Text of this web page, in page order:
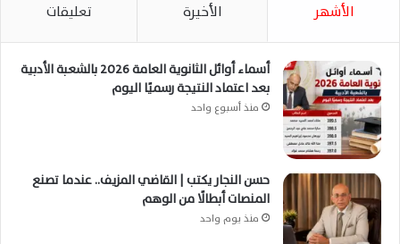
الأشهر الأخيرة تعليقات
أسماء أوائل الثانوية العامة 2026 بالشعبة الأدبية
بعد اعتماد النتيجة رسميًا اليوم
منذ أسبوع واحد
حسن النجار يكتب | القاضي المزيف.. عندما تصنع
المنصات أبطالًا من الوهم
منذ يوم واحد